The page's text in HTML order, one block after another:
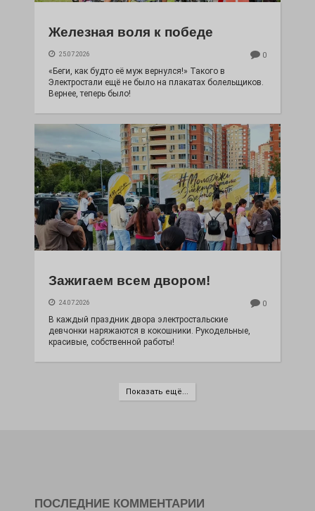
Железная воля к победе
25.07.2026 0
«Беги, как будто её муж вернулся!» Такого в
Электростали ещё не было на плакатах болельщиков.
Вернее, теперь было!
Зажигаем всем двором!
24.07.2026 0
В каждый праздник двора электростальские
девчонки наряжаются в кокошники. Рукодельные,
красивые, собственной работы!
Показать ещё...
ПОСЛЕДНИЕ КОММЕНТАРИИ